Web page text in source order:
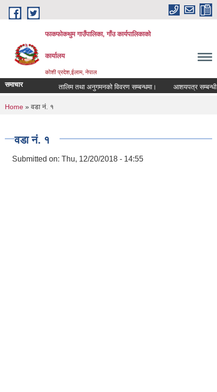
Skip to main content
फाकफोकथुम गाउँपालिका, गाँउ कार्यपालिकाको
कार्यालय
कोशी प्रदेश,ईलाम, नेपाल
समाचार तालिम तथा अनुगमनको विवरण सम्बन्धमा। आशयपत्र सम्बन्धी
You are here
Home » वडा नं. १
वडा नं. १
Submitted on: Thu, 12/20/2018 - 14:55